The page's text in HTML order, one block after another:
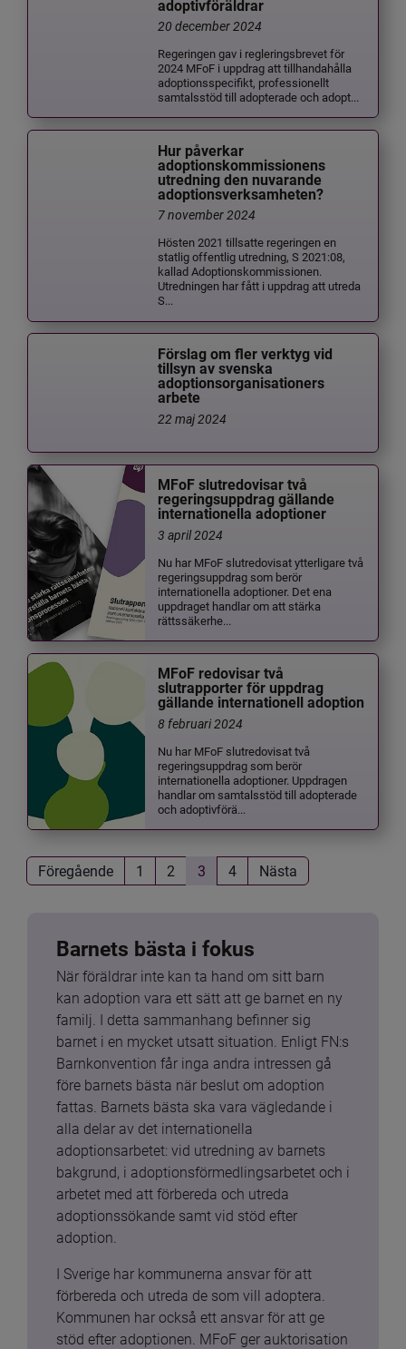
adoptivföräldrar
20 december 2024
Regeringen gav i regleringsbrevet för
2024 MFoF i uppdrag att tillhandahålla
adoptionsspecifikt, professionellt
samtalsstöd till adopterade och adopt...
Hur påverkar
adoptionskommissionens
utredning den nuvarande
adoptionsverksamheten?
7 november 2024
Hösten 2021 tillsatte regeringen en
statlig offentlig utredning, S 2021:08,
kallad Adoptionskommissionen.
Utredningen har fått i uppdrag att utreda
S...
Förslag om fler verktyg vid
tillsyn av svenska
adoptionsorganisationers
arbete
22 maj 2024
MFoF slutredovisar två
regeringsuppdrag gällande
internationella adoptioner
3 april 2024
Nu har MFoF slutredovisat ytterligare två
regeringsuppdrag som berör
internationella adoptioner. Det ena
uppdraget handlar om att stärka
rättssäkerhe...
MFoF redovisar två
slutrapporter för uppdrag
gällande internationell adoption
8 februari 2024
Nu har MFoF slutredovisat två
regeringsuppdrag som berör
internationella adoptioner. Uppdragen
handlar om samtalsstöd till adopterade
och adoptivförä...
Föregående 1 2 3 4 Nästa
Barnets bästa i fokus
När föräldrar inte kan ta hand om sitt barn
kan adoption vara ett sätt att ge barnet en ny
familj. I detta sammanhang befinner sig
barnet i en mycket utsatt situation. Enligt FN:s
Barnkonvention får inga andra intressen gå
före barnets bästa när beslut om adoption
fattas. Barnets bästa ska vara vägledande i
alla delar av det internationella
adoptionsarbetet: vid utredning av barnets
bakgrund, i adoptionsförmedlingsarbetet och i
arbetet med att förbereda och utreda
adoptionssökande samt vid stöd efter
adoption.
I Sverige har kommunerna ansvar för att
förbereda och utreda de som vill adoptera.
Kommunen har också ett ansvar för att ge
stöd efter adoptionen. MFoF ger auktorisation